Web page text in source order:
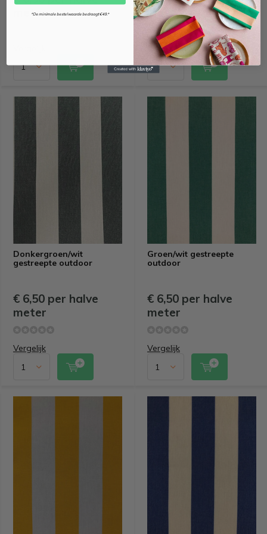
meter
meter
Vergelijk
Donkergroen/wit
gestreepte outdoor
€ 6,50 per halve
meter
Vergelijk
Groen/wit gestreepte
outdoor
€ 6,50 per halve
meter
Vergelijk
*De minimale bestelwaarde bedraagt €49.*